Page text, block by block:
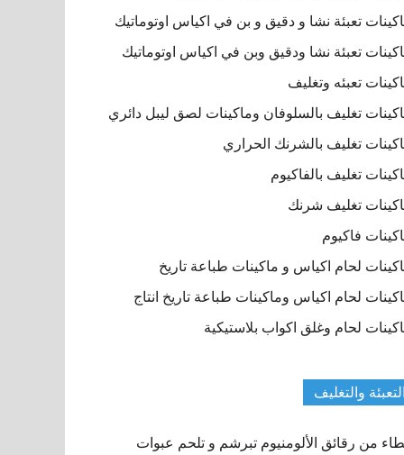
تعبئة نشا و دقيق و بن في اكياس اوتوماتيك
تعبئة نشا ودقيق وبن في اكياس اوتوماتيك
تعبئه وتغليف
تغليف بالسلوفان وماكينات لصق ليبل دائري
تغليف بالشرنك الحراري
تغليف بالفاكيوم
تغليف شرنك
فاكيوم
لحام اكياس و ماكينات طباعة تاريخ
لحام اكياس وماكينات طباعة تاريخ انتاج
لحام وغلق اكواب بلاستيكية
التعبئة والتغليف
من رقائق الألومنيوم تبرشم و تلحم عبوات